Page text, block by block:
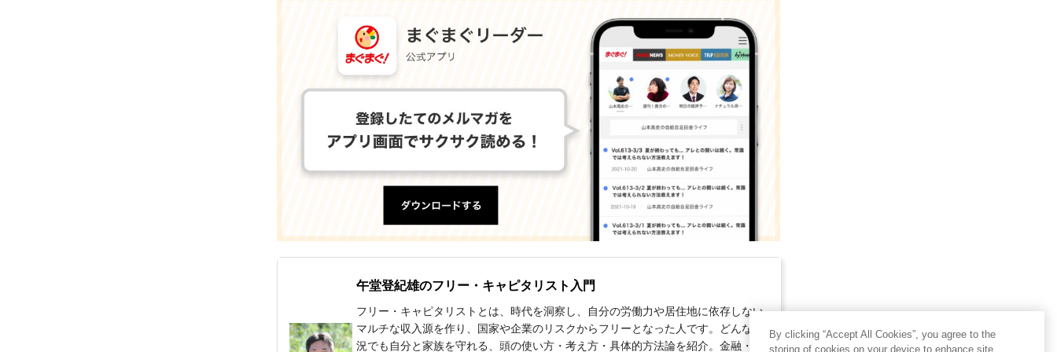
午堂登紀雄のフリー・キャピタリスト入門
フリー・キャピタリストとは、時代を洞察し、自分の労働力や居住地に依存しない
マルチな収入源を作り、国家や企業のリスクからフリーとなった人です。どんな状
況でも自分と家族を守れる、頭の使い方・考え方・具体的方法論を紹介。金融・経
By clicking “Accept All Cookies”, you agree to the
storing of cookies on your device to enhance site